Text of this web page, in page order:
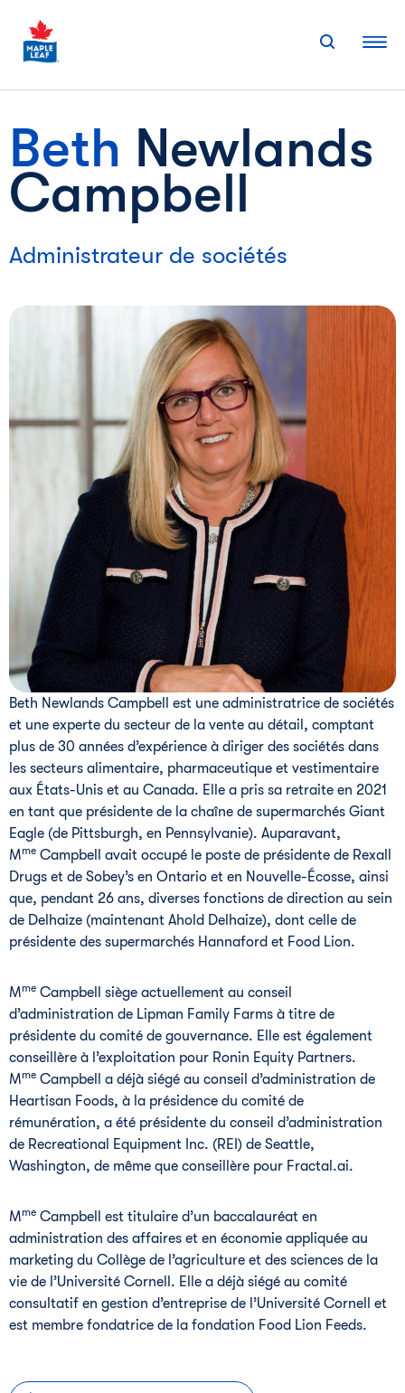
content
Beth Newlands
Campbell
Administrateur de sociétés
Beth Newlands Campbell est une administratrice de sociétés
et une experte du secteur de la vente au détail, comptant
plus de 30 années d’expérience à diriger des sociétés dans
les secteurs alimentaire, pharmaceutique et vestimentaire
aux États-Unis et au Canada. Elle a pris sa retraite en 2021
en tant que présidente de la chaîne de supermarchés Giant
Eagle (de Pittsburgh, en Pennsylvanie). Auparavant,
Mme Campbell avait occupé le poste de présidente de Rexall
Drugs et de Sobey’s en Ontario et en Nouvelle-Écosse, ainsi
que, pendant 26 ans, diverses fonctions de direction au sein
de Delhaize (maintenant Ahold Delhaize), dont celle de
présidente des supermarchés Hannaford et Food Lion.
Mme Campbell siège actuellement au conseil
d’administration de Lipman Family Farms à titre de
présidente du comité de gouvernance. Elle est également
conseillère à l’exploitation pour Ronin Equity Partners.
Mme Campbell a déjà siégé au conseil d’administration de
Heartisan Foods, à la présidence du comité de
rémunération, a été présidente du conseil d’administration
de Recreational Equipment Inc. (REI) de Seattle,
Washington, de même que conseillère pour Fractal.ai.
Mme Campbell est titulaire d’un baccalauréat en
administration des affaires et en économie appliquée au
marketing du Collège de l’agriculture et des sciences de la
vie de l’Université Cornell. Elle a déjà siégé au comité
consultatif en gestion d’entreprise de l’Université Cornell et
est membre fondatrice de la fondation Food Lion Feeds.